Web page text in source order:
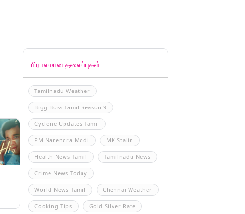
பிரபலமான தலைப்புகள்
Tamilnadu Weather
Bigg Boss Tamil Season 9
Cyclone Updates Tamil
PM Narendra Modi MK Stalin
Health News Tamil Tamilnadu News
Crime News Today
World News Tamil Chennai Weather
Cooking Tips Gold Silver Rate